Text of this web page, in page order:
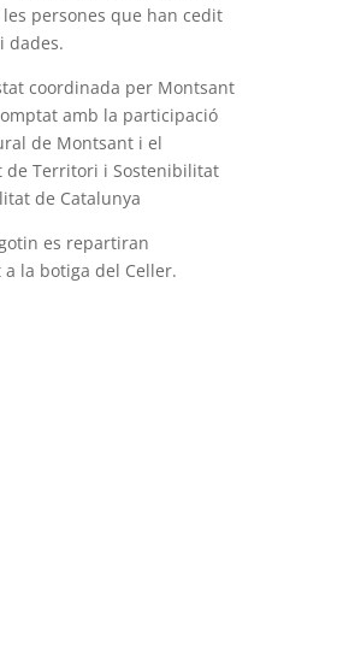
persones que han cedit
dades.
coordinada per Montsant
amb la participació
de Montsant i el
de Territori i Sostenibilitat
de Catalunya
es repartiran
la botiga del Celler.